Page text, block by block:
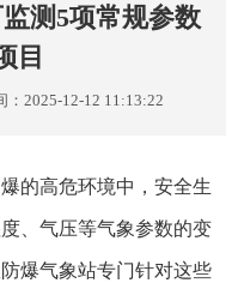
测5项常规参数
目
2025-12-12 11:13:22
的高危环境中，安全生
、气压等气象参数的变
爆气象站专门针对这些